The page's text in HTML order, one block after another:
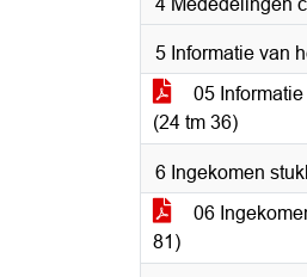
4 Mededelingen
5 Informatie van
05
(24 tm 36)
6 Ingekomen
06
81)